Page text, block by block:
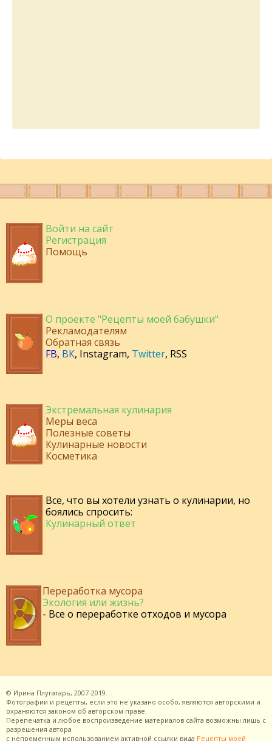
Войти на сайт
Регистрация
Помощь
О проекте "Рецепты моей бабушки"
Рекламодателям
Обратная связь
FB, ВК, Instagram, Twitter, RSS
Экстремальная кулинария
Меры веса
Полезные советы
Кулинарные новости
Косметика
Все, что вы хотели узнать о кулинарии, но
боялись спросить:
Кулинарный ответ
Переработка мусора
Экология или жизнь?
- Все о переработке отходов и мусора
© Ирина Плугатарь, 2007-2019.
Фотографии и рецепты, если это не указано особо, являются авторскими и
охраняются законом об авторском праве.
Перепечатка и любое воспроизведение материалов сайта возможны лишь с
разрешения автора
с непременным использованием активной ссылки вида Рецепты моей